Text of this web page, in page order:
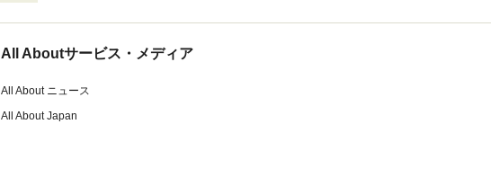
All Aboutサービス・メディア
All About ニュース
All About Japan